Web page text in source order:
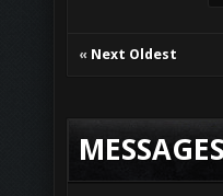
« Next Oldest